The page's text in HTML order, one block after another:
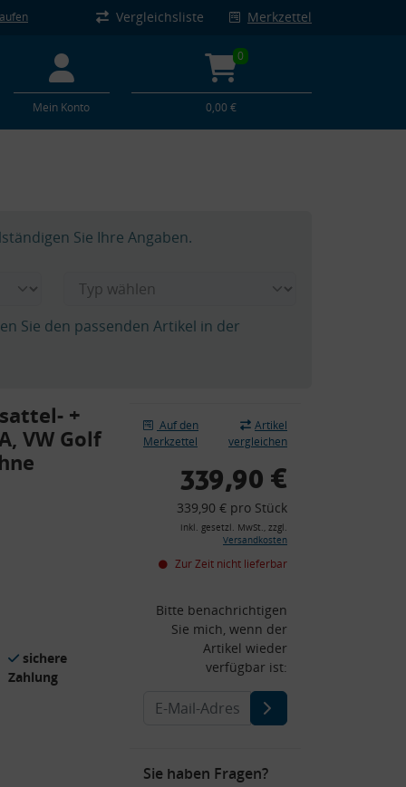
Vergleichsliste Merkzettel
Mein Konto
0
0,00 €
Sie Ihre Angaben.
Sie den passenden Artikel in der
+
VW Golf
sichere
Zahlung
Auf den
Merkzettel
Artikel
vergleichen
339,90 €
339,90 € pro Stück
inkl. gesetzl. MwSt., zzgl.
Versandkosten
Zur Zeit nicht lieferbar
Bitte benachrichtigen
Sie mich, wenn der
Artikel wieder
verfügbar ist:
Sie haben Fragen?